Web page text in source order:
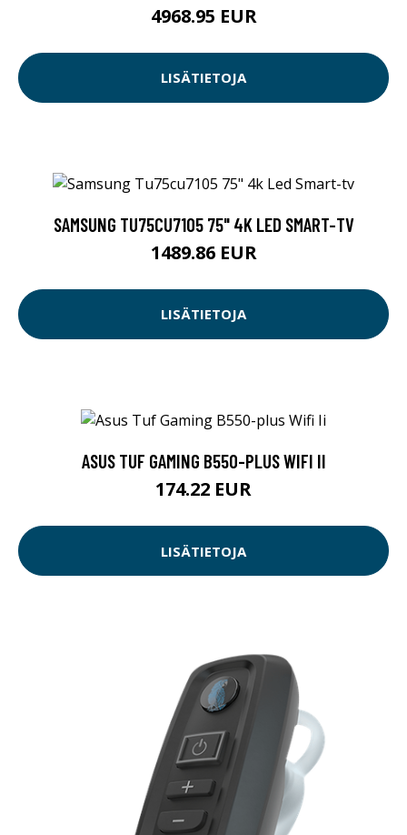
4968.95 EUR
LISÄTIETOJA
SAMSUNG TU75CU7105 75" 4K LED SMART-TV
1489.86 EUR
LISÄTIETOJA
ASUS TUF GAMING B550-PLUS WIFI II
174.22 EUR
LISÄTIETOJA